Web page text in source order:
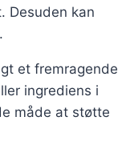
Desuden kan
et fremragende
ingrediens i
måde at støtte